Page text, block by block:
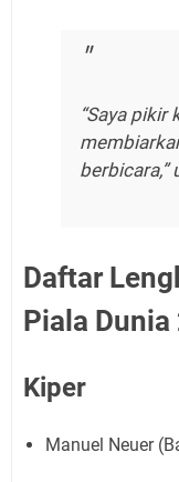
“Saya pikir
berbicara,”
Daftar
Piala Dunia
Kiper
Manuel Neuer